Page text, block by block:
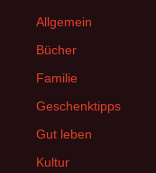
Allgemein
Bücher
Familie
Geschenktipps
Gut leben
Kultur